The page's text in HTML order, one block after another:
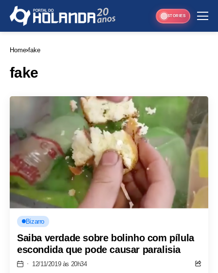
STORIES
Home fake
fake
Bizarro
Saiba verdade sobre bolinho com pílula
escondida que pode causar paralisia
12/11/2019 às 20h34